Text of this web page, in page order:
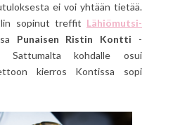
ei voi yhtään tietää.
sopinut treffit Lähiömutsi-
Punaisen Ristin Kontti -
Sattumalta kohdalle osui
kierros Kontissa sopi